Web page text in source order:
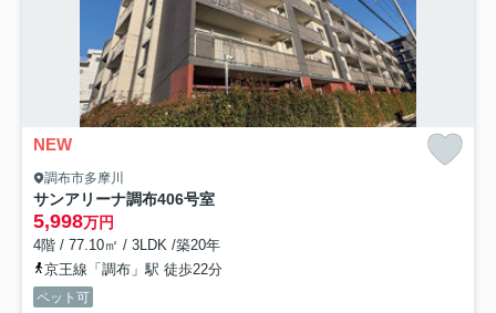
NEW
調布市多摩川
サンアリーナ調布406号室
5,998万円
4階 / 77.10㎡ / 3LDK /築20年
京王線「調布」駅 徒歩22分
ペット可